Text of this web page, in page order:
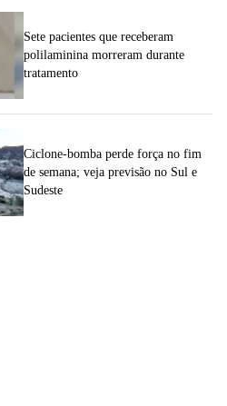
Sete pacientes que receberam
polilaminina morreram durante
tratamento
Ciclone-bomba perde força no fim
de semana; veja previsão no Sul e
Sudeste